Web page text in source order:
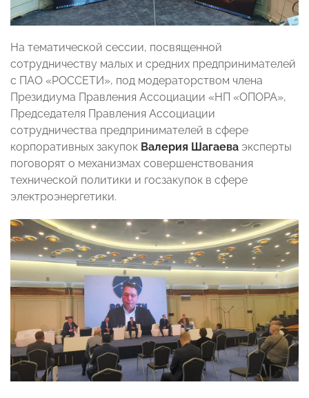
На тематической сессии, посвященной
сотрудничеству малых и средних предпринимателей
с ПАО «РОССЕТИ», под модераторством члена
Президиума Правления Ассоциации «НП «ОПОРА»,
Председателя Правления Ассоциации
сотрудничества предпринимателей в сфере
корпоративных закупок Валерия Шагаева эксперты
поговорят о механизмах совершенствования
технической политики и госзакупок в сфере
электроэнергетики.